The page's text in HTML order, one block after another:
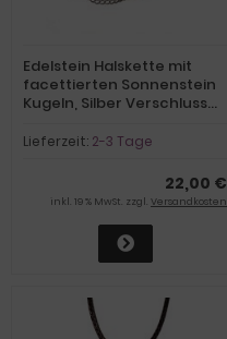
Edelstein Halskette mit
facettierten Sonnenstein
Kugeln, Silber Verschluss
Lieferzeit: 2-3 Tage
22,00 €
inkl. 19 % MwSt. zzgl. Versandkosten